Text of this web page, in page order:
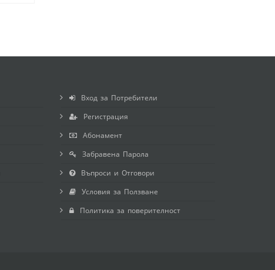
Вход за Потребители
Регистрация
Абонамент
Забравена Парола
Въпроси и Отговори
Условия за Ползване
Политика за поверителност